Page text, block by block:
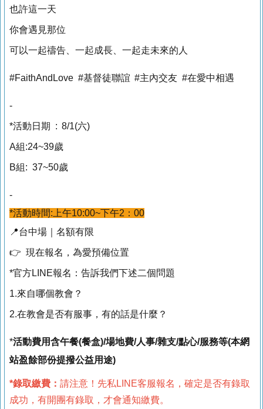
也許這一天
你會遇見那位
可以一起禱告、一起成長、一起走未來的人
#FaithAndLove #基督徒聯誼 #主內交友 #在愛中相遇
-
*活動日期 : 8/1(六)
A組:24~39歲
B組: 37~50歲
-
*活動時間:上午10:00~下午2：00
📍台中場｜名額有限
👉 現在報名，為愛預備位置
*官方LINE報名：告訴我們下述二個問題
1.來自哪個教會？
2.在教會是否有服事，有的話是什麼？
*活動費用含午餐(餐盒)/場地費/人事/雜支/點心/服務等(本網
站盈餘部份提撥公益用途)
*錄取繳費： 請注意！先私LINE客服報名，確定是否有錄取
成功，有開團有錄取，才會通知繳費。